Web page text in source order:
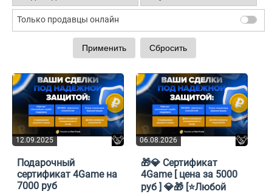
Только продавцы онлайн
12.09.2025
Подарочный
сертификат 4Game на
7000 руб
06.08.2026
🎁💎 Сертификат
4Game [ цена за 5000
руб ] 💎🎁 [⭐Любой